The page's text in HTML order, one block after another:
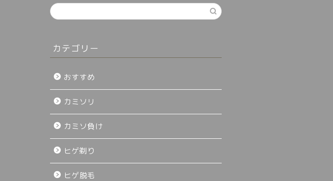
カテゴリー
おすすめ
カミソリ
カミソ負け
ヒゲ剃り
ヒゲ脱毛